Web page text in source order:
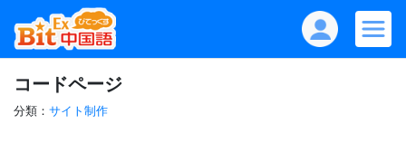
コードページ
分類： サイト制作